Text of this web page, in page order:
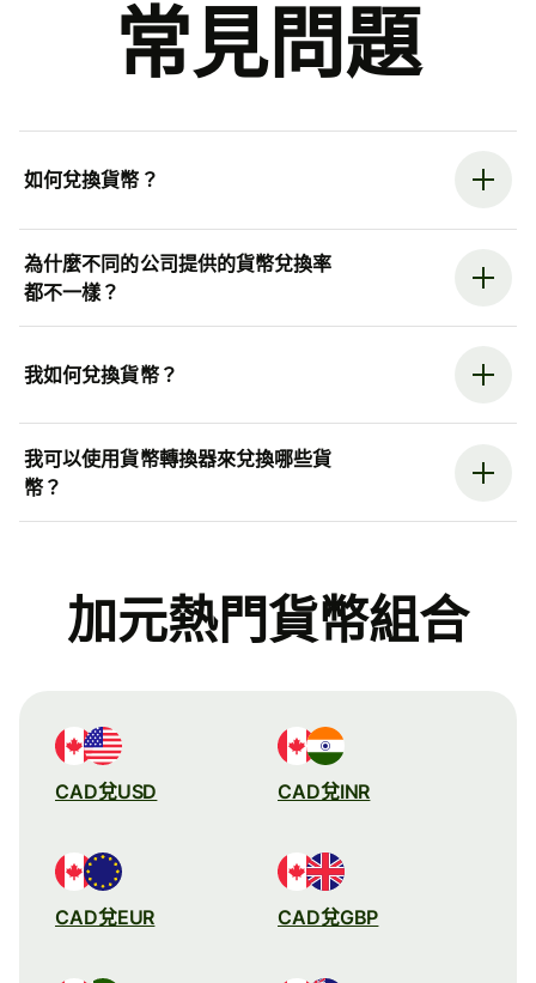
常見問題
如何兌換貨幣？
為什麼不同的公司提供的貨幣兌換率
都不一樣？
我如何兌換貨幣？
我可以使用貨幣轉換器來兌換哪些貨
幣？
加元熱門貨幣組合
CAD兌USD CAD兌INR
CAD兌EUR CAD兌GBP